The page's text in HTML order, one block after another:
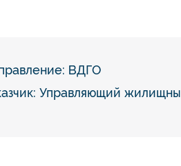
ВДГО
Управляющий